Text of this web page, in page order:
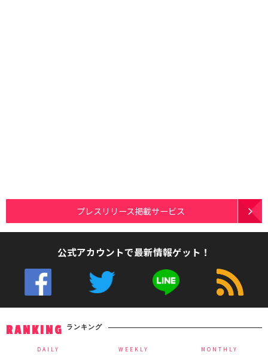
プレスリリース掲載サービス
公式アカウントで最新情報ゲット！
RANKING ランキング
DAILY WEEKLY MONTHLY